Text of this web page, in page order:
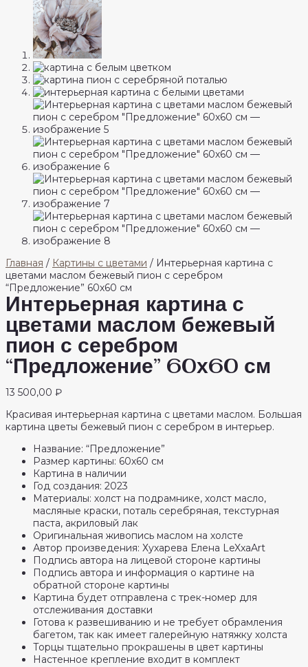
Главная / Картины с цветами / Интерьерная картина с
цветами маслом бежевый пион с серебром
“Предложение” 60х60 см
Интерьерная картина с
цветами маслом бежевый
пион с серебром
“Предложение” 60х60 см
13 500,00 ₽
Красивая интерьерная картина с цветами маслом. Большая
картина цветы бежевый пион с серебром в интерьер.
Название: “Предложение”
Размер картины: 60х60 см
Картина в наличии
Год создания: 2023
Материалы: холст на подрамнике, холст масло,
масляные краски, поталь серебряная, текстурная
паста, акриловый лак
Оригинальная живопись маслом на холсте
Автор произведения: Хухарева Елена LeXxaArt
Подпись автора на лицевой стороне картины
Подпись автора и информация о картине на
обратной стороне картины
Картина будет отправлена с трек-номер для
отслеживания доставки
Готова к развешиванию и не требует обрамления
багетом, так как имеет галерейную натяжку холста
Торцы тщательно прокрашены в цвет картины
Настенное крепление входит в комплект